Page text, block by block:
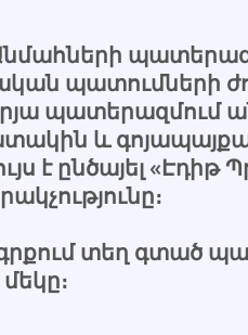
պատումների
պատերազմում
և
է ընծայել «Էդիթ
գրքում տեղ գտած
մեկը։